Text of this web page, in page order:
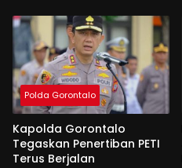
Polda Gorontalo
Kapolda Gorontalo
Tegaskan Penertiban PETI
Terus Berjalan